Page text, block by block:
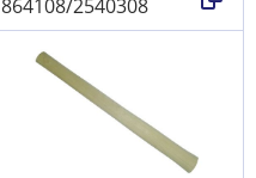
864108/2540308